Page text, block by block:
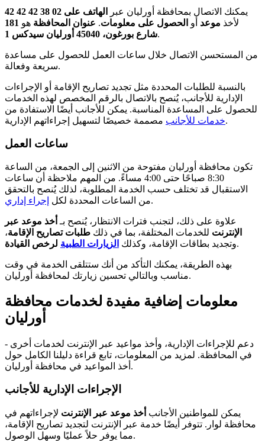
يمكنك الاتصال بمحافظة أورليان عبر
الهاتف على 02 38 42 42 42
لأخذ موعد أو الحصول على معلومات. عنوان المحافظة هو 181
شارع بورغون، 45040 أورليان سيدكس 1.
من المستحسن الاتصال خلال ساعات العمل للحصول على مساعدة
سريعة وفعالة.
بالنسبة للطلبات المحددة مثل تجديد تصاريح الإقامة أو الإجراءات
الإدارية للأجانب، يُنصح بالاتصال بالرقم المخصص لهذه الخدمات
للحصول على المساعدة المناسبة. يمكن للأجانب أيضًا الاستفادة من
خدمات للأجانبمصممة خصيصًا لتسهيل إجراءاتهم الإدارية.
ساعات العمل
تكون محافظة أورليان مفتوحة من الاثنين إلى الجمعة، من الساعة
8:30 صباحًا حتى 4:00 مساءً. من المهم ملاحظة أن ساعات
الاستقبال قد تختلف حسب الخدمة المطلوبة، لذلك يُنصح بالتحقق
من الساعات المحددة لكل إجراء إداري .
علاوة على ذلك، لتجنب فترات الانتظار، يُنصح بـ أخذ موعد عبر
الإنترنت للخدمات المختلفة، بما في ذلك طلبات تصاريح الإقامة،
وتجديد بطاقات الإقامة، وكذلك الزيارات الطبية لرخص القيادة .
بهذه الطريقة، يمكنك التأكد من أنك ستتلقى الخدمة في وقت
مناسب وبالتالي تحسين زيارتك لمحافظة أورليان.
معلومات إضافية مفيدة لخدمات محافظة
أورليان
- دعم للإجراءات الإدارية، وأخذ مواعيد عبر الإنترنت لخدمات أخرى
في المحافظة. لمزيد من المعلومات، تابع قراءة دليلنا الكامل حول
أخذ المواعيد في محافظة أورليان.
الإجراءات الإدارية للأجانب
يمكن للمواطنين الأجانب أخذ موعد عبر الإنترنت لإجراءاتهم في
محافظة لوار. تتوفر أيضًا خدمة عبر الإنترنت لتجديد تصاريح الإقامة،
مما يوفر حلاً عمليًا وسهل الوصول.